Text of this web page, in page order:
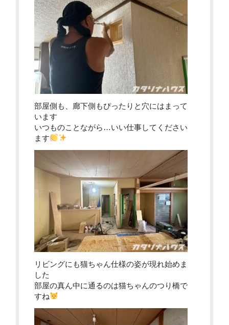
部屋側も、廊下側もぴったりと穴にはまって
います
いつものことながら…いい仕事してください
ます
リビングにも猫ちゃん仕様の姿が現れ始めま
した
部屋の真ん中に通るのは猫ちゃんのつり橋で
すね